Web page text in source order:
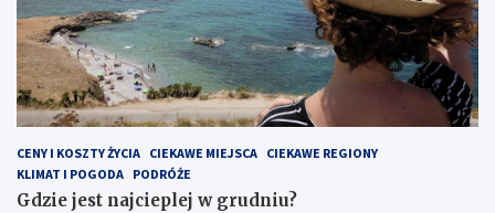
CENY I KOSZTY ŻYCIA CIEKAWE MIEJSCA CIEKAWE REGIONY
KLIMAT I POGODA PODRÓŻE
Gdzie jest najcieplej w grudniu?